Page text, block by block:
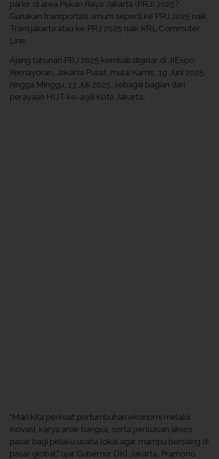
parkir di area Pekan Raya Jakarta (PRJ) 2025?
Gunakan transportasi umum seperti ke PRJ 2025 naik
Transjakarta atau ke PRJ 2025 naik KRL Commuter
Line.
Ajang tahunan PRJ 2025 kembali digelar di JIExpo
Kemayoran, Jakarta Pusat, mulai Kamis, 19 Juni 2025
hingga Minggu, 13 Juli 2025, sebagai bagian dari
perayaan HUT ke-498 Kota Jakarta.
"Mari kita perkuat pertumbuhan ekonomi melalui
inovasi, karya anak bangsa, serta perluasan akses
pasar bagi pelaku usaha lokal agar mampu bersaing di
pasar global," ujar Gubernur DKI Jakarta, Pramono